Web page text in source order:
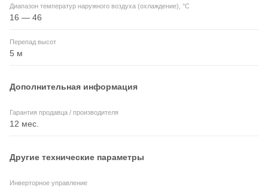
Диапазон температур наружного воздуха (охлаждение), °C
16 — 46
Перепад высот
5 м
Дополнительная информация
Гарантия продавца / производителя
12 мес.
Другие технические параметры
Инверторное управление